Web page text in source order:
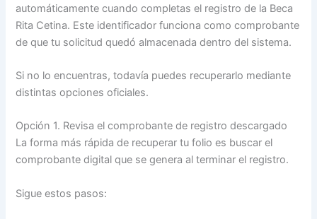
automáticamente cuando completas el registro de la Beca
Rita Cetina. Este identificador funciona como comprobante
de que tu solicitud quedó almacenada dentro del sistema.
Si no lo encuentras, todavía puedes recuperarlo mediante
distintas opciones oficiales.
Opción 1. Revisa el comprobante de registro descargado
La forma más rápida de recuperar tu folio es buscar el
comprobante digital que se genera al terminar el registro.
Sigue estos pasos: